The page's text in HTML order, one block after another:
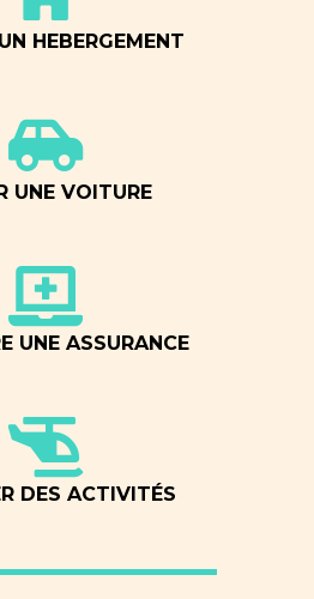
HEBERGEMENT
UNE VOITURE
UNE ASSURANCE
DES ACTIVITÉS